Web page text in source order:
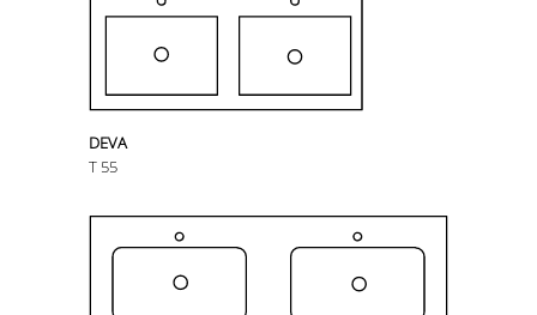
DEVA
T 55